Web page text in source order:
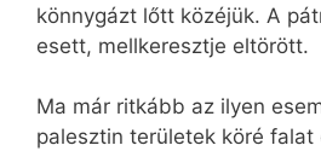
könnygázt lőtt közéjük. A
esett, mellkeresztje eltörött.
Ma már ritkább az ilyen
palesztin területek köré falat